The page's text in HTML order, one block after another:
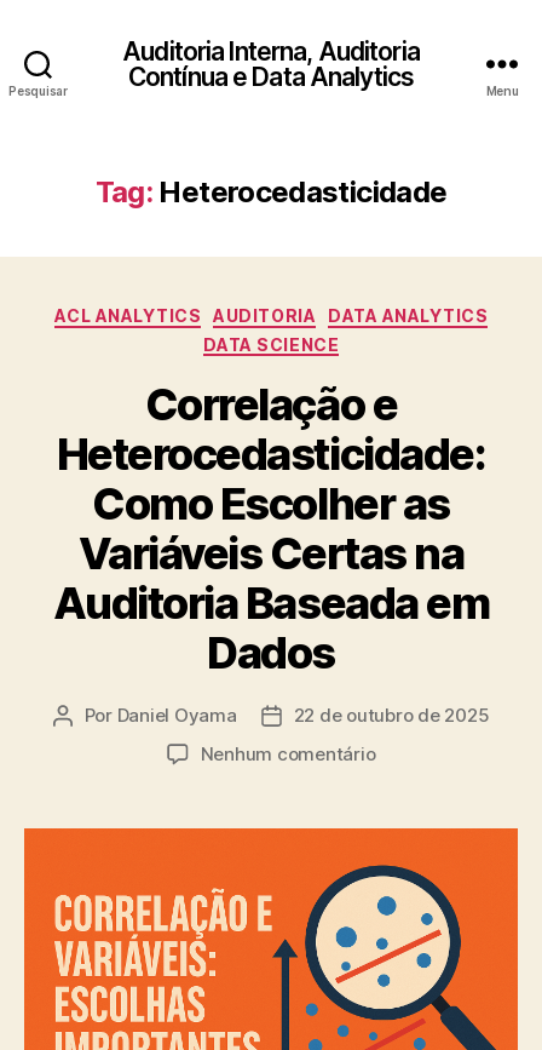
Pesquisar
Auditoria Interna, Auditoria
Contínua e Data Analytics
Menu
Tag: Heterocedasticidade
Categorias
ACL ANALYTICS AUDITORIA
DATA ANALYTICS
DATA SCIENCE
Correlação e
Heterocedasticidade:
Como Escolher as
Variáveis Certas na
Auditoria Baseada em
Dados
Autor
Por Daniel Oyama
Data22 de outubro de 2025
Nenhum comentárioem
Como
Escolher
as
Variáveis
Certas
na
Auditoria